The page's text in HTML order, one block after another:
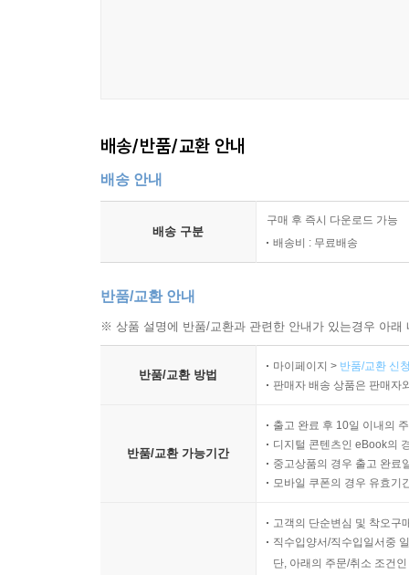
배송/반품/교환 안내
배송 안내
배송 구분
구매 후 즉시 다운로드 가능
배송비 : 무료배송
반품/교환 안내
※ 상품 설명에 반품/교환과 관련한 안내가 있는경우 아
반품/교환 방법
마이페이지 > 반품/교환 신
판매자 배송 상품은 판매자
반품/교환 가능기간
출고 완료 후 10일 이내의
디지털 콘텐츠인 eBook의
중고상품의 경우 출고 완료
모바일 쿠폰의 경우 유효기
고객의 단순변심 및 착오구
직수입양서/직수입일서중
단, 아래의 주문/취소 조건